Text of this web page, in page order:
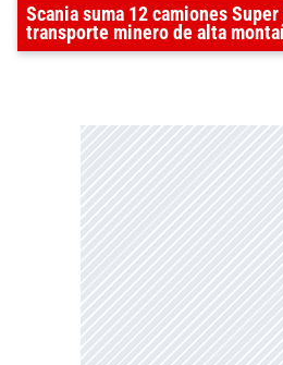
Scania suma 12 camiones Super
transporte minero de alta